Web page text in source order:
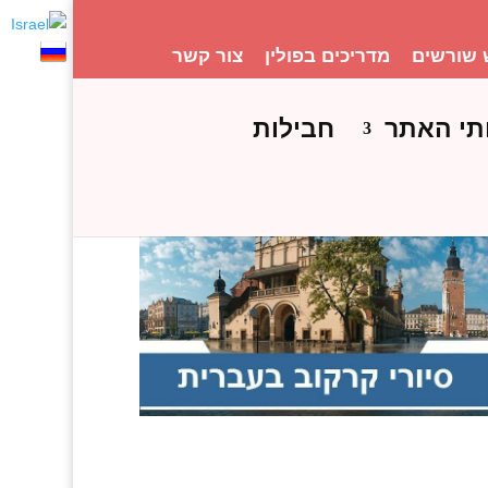
שורשים מדריכים בפולין צור קשר
האתר חבילות